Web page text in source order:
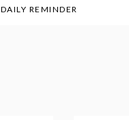
DAILY REMINDER